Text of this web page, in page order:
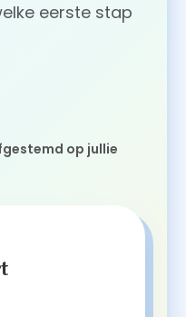
eerste stap
op jullie